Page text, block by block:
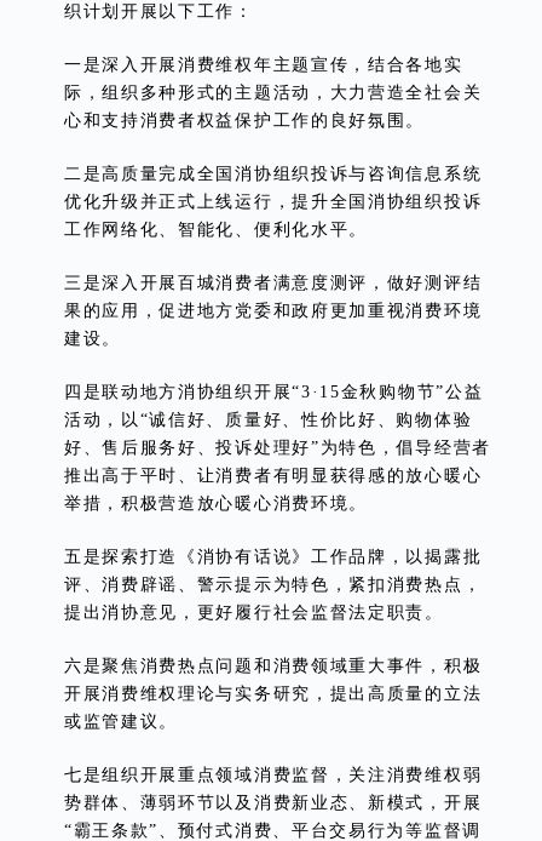
织计划开展以下工作：
一是深入开展消费维权年主题宣传，结合各地实
际，组织多种形式的主题活动，大力营造全社会关
心和支持消费者权益保护工作的良好氛围。
二是高质量完成全国消协组织投诉与咨询信息系统
优化升级并正式上线运行，提升全国消协组织投诉
工作网络化、智能化、便利化水平。
三是深入开展百城消费者满意度测评，做好测评结
果的应用，促进地方党委和政府更加重视消费环境
建设。
四是联动地方消协组织开展“3·15金秋购物节”公益
活动，以“诚信好、质量好、性价比好、购物体验
好、售后服务好、投诉处理好”为特色，倡导经营者
推出高于平时、让消费者有明显获得感的放心暖心
举措，积极营造放心暖心消费环境。
五是探索打造《消协有话说》工作品牌，以揭露批
评、消费辟谣、警示提示为特色，紧扣消费热点，
提出消协意见，更好履行社会监督法定职责。
六是聚焦消费热点问题和消费领域重大事件，积极
开展消费维权理论与实务研究，提出高质量的立法
或监管建议。
七是组织开展重点领域消费监督，关注消费维权弱
势群体、薄弱环节以及消费新业态、新模式，开展
“霸王条款”、预付式消费、平台交易行为等监督调